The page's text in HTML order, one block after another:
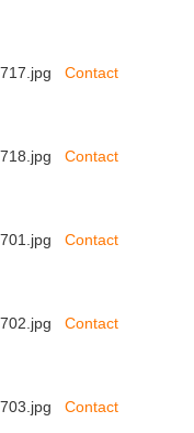
Contact
Contact
Contact
Contact
Contact